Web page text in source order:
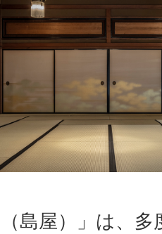
（島屋）」は、